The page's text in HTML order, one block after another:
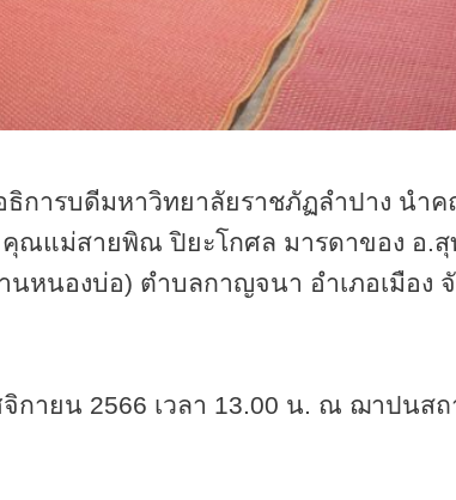
การบดีมหาวิทยาลัยราชภัฏลำปาง นำ
ณแม่สายพิณ ปิยะโกศล มารดาของ อ.
นหนองบ่อ) ตำบลกาญจนา อำเภอเมือง
กายน 2566 เวลา 13.00 น. ณ ฌาปนสถ